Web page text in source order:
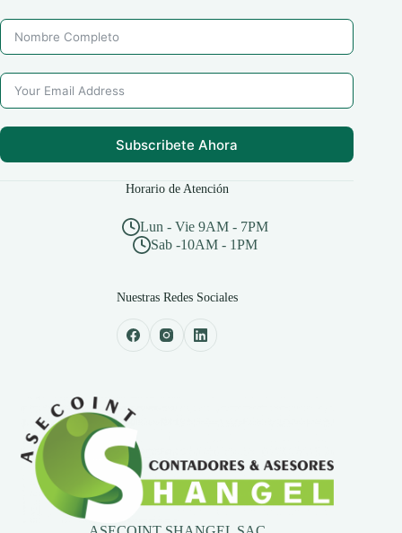
Subscribete Ahora
Horario de Atención
Lun - Vie 9AM - 7PM
Sab -10AM - 1PM
Nuestras Redes Sociales